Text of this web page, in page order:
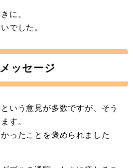
に。
でした。
ッセージ
いう意見が多数ですが、そう
す。
ったことを褒められました